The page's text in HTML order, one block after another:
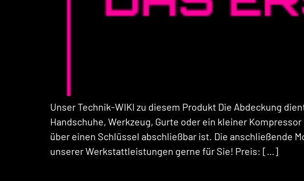
Unser Technik-WIKI zu diesem Produkt Die Abdeckung
Handschuhe, Werkzeug, Gurte oder ein kleiner
über einen Schlüssel abschließbar ist. Die anschließende
unserer Werkstattleistungen gerne für Sie! Preis: […]